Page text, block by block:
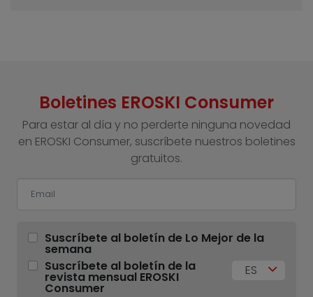
Boletines EROSKI Consumer
Para estar al día y no perderte ninguna novedad
en EROSKI Consumer, suscríbete nuestros boletines
gratuitos.
Suscríbete al boletín de Lo Mejor de la
semana
Suscríbete al boletín de la
revista mensual EROSKI
Consumer
ES